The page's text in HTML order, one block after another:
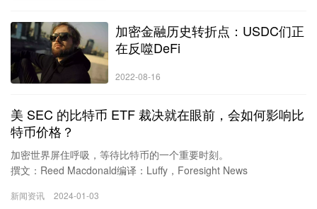
加密金融历史转折点：USDC们正
在反噬DeFi
2022-08-16
美 SEC 的比特币 ETF 裁决就在眼前，会如何影响比
特币价格？
加密世界屏住呼吸，等待比特币的一个重要时刻。
撰文：Reed Macdonald编译：Luffy，Foresight News
心，导致华尔街各公司纷纷争相推出有史以来第一个比特币现货
新闻资讯 2024-01-03